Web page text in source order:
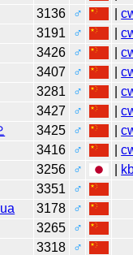
3136 ♂ |
3191 ♂ |
3426 ♂ |
3407 ♂ |
3281 ♂ |
3427 ♂ |
3425 ♂ |
3416 ♂ |
3256 ♂
3351
♂
3178
♂
3265
♂
3318
♂